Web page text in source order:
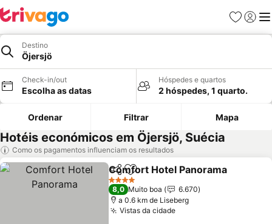
Favoritos
Iniciar
Destino
Öjersjö
Check-in/out
Escolha as datas
Hóspedes e quartos
2 hóspedes, 1 quarto.
Ordenar Filtrar Mapa
Hotéis económicos em Öjersjö, Suécia
Como os pagamentos influenciam os resultados
PartilharAdicionar aos favoritos
Comfort Hotel Panorama
4 Estrelas
8,0 Muito boa
6.670
a 0.6 km de Liseberg
Vistas da cidade